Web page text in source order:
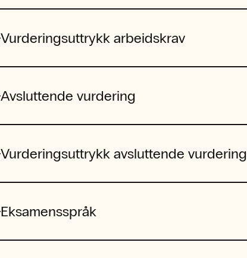
Vurderingsuttrykk arbeidskrav
Avsluttende vurdering
Vurderingsuttrykk avsluttende vurdering
Eksamensspråk